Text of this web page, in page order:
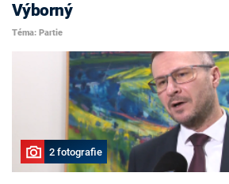
Výborný
Téma: Partie
2 fotografie